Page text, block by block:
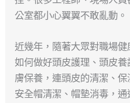
公室都小心翼翼不敢亂動。
近幾年，隨著大眾對職場
如何做好頭皮護理、頭皮
膚保養，連頭皮的清潔、
安全帽清潔、帽墊消毒，